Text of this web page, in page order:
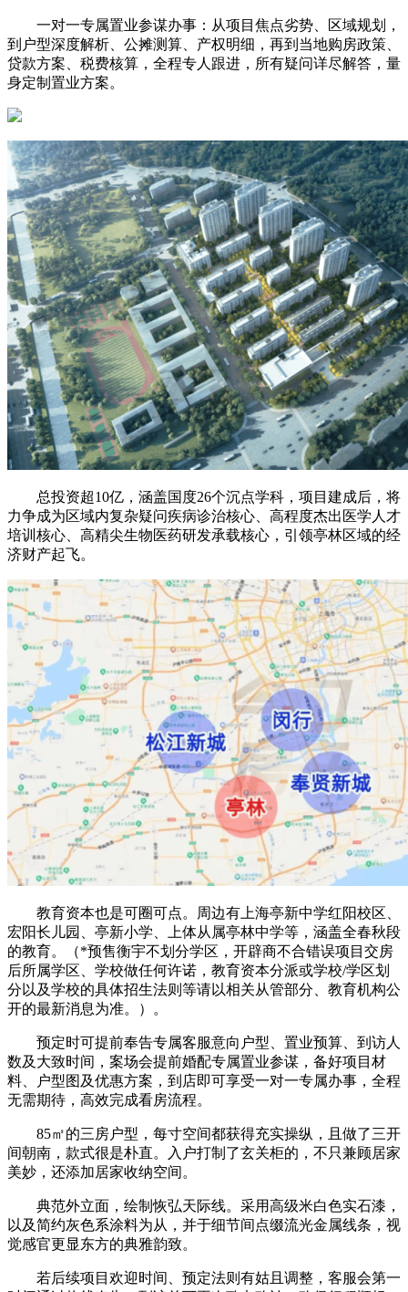
一对一专属置业参谋办事：从项目焦点劣势、区域规划，
到户型深度解析、公摊测算、产权明细，再到当地购房政策、
贷款方案、税费核算，全程专人跟进，所有疑问详尽解答，量
身定制置业方案。
总投资超10亿，涵盖国度26个沉点学科，项目建成后，将
力争成为区域内复杂疑问疾病诊治核心、高程度杰出医学人才
培训核心、高精尖生物医药研发承载核心，引领亭林区域的经
济财产起飞。
教育资本也是可圈可点。周边有上海亭新中学红阳校区、
宏阳长儿园、亭新小学、上体从属亭林中学等，涵盖全春秋段
的教育。（*预售衡宇不划分学区，开辟商不合错误项目交房
后所属学区、学校做任何许诺，教育资本分派或学校/学区划
分以及学校的具体招生法则等请以相关从管部分、教育机构公
开的最新消息为准。）。
预定时可提前奉告专属客服意向户型、置业预算、到访人
数及大致时间，案场会提前婚配专属置业参谋，备好项目材
料、户型图及优惠方案，到店即可享受一对一专属办事，全程
无需期待，高效完成看房流程。
85㎡的三房户型，每寸空间都获得充实操纵，且做了三开
间朝南，款式很是朴直。入户打制了玄关柜的，不只兼顾居家
美妙，还添加居家收纳空间。
典范外立面，绘制恢弘天际线。采用高级米白色实石漆，
以及简约灰色系涂料为从，并于细节间点缀流光金属线条，视
觉感官更显东方的典雅韵致。
若后续项目欢迎时间、预定法则有姑且调整，客服会第一